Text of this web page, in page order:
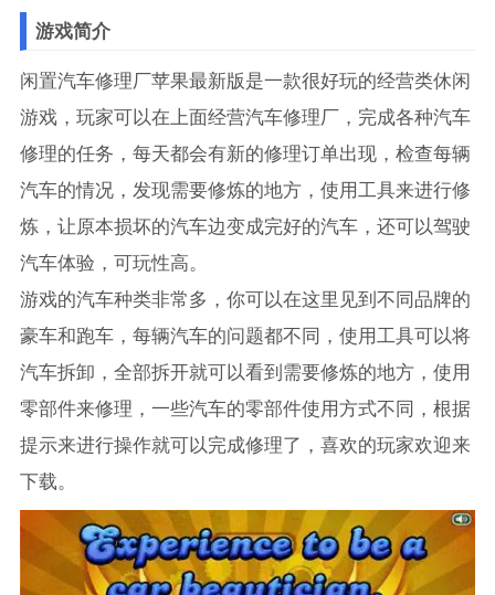
游戏简介
闲置汽车修理厂苹果最新版是一款很好玩的经营类休闲
游戏，玩家可以在上面经营汽车修理厂，完成各种汽车
修理的任务，每天都会有新的修理订单出现，检查每辆
汽车的情况，发现需要修炼的地方，使用工具来进行修
炼，让原本损坏的汽车边变成完好的汽车，还可以驾驶
汽车体验，可玩性高。
游戏的汽车种类非常多，你可以在这里见到不同品牌的
豪车和跑车，每辆汽车的问题都不同，使用工具可以将
汽车拆卸，全部拆开就可以看到需要修炼的地方，使用
零部件来修理，一些汽车的零部件使用方式不同，根据
提示来进行操作就可以完成修理了，喜欢的玩家欢迎来
下载。